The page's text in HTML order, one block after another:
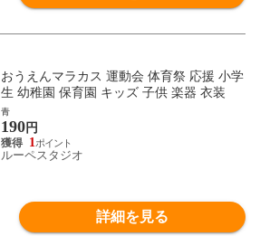
おうえんマラカス 運動会 体育祭 応援 小学
生 幼稚園 保育園 キッズ 子供 楽器 衣装
青
190円
1
ルーペスタジオ
詳細を見る